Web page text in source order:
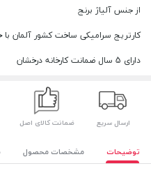
از جنس آلیاژ برنج
کارتریج سرامیکی ساخت کشور آلمان با خروجی 30لیتر
دارای 5 سال ضمانت کارخانه درخشان
ارسال سریع ضمانت کالای اصل
توضیحات مشخصات محصول